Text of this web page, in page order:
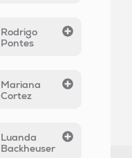
Rodrigo
Pontes
Mariana
Cortez
Luanda
Backheuser